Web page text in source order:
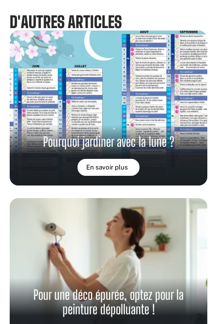
D'AUTRES ARTICLES
Pourquoi jardiner avec la lune ?
En savoir plus
Pour une déco épurée, optez pour la
peinture dépolluante !